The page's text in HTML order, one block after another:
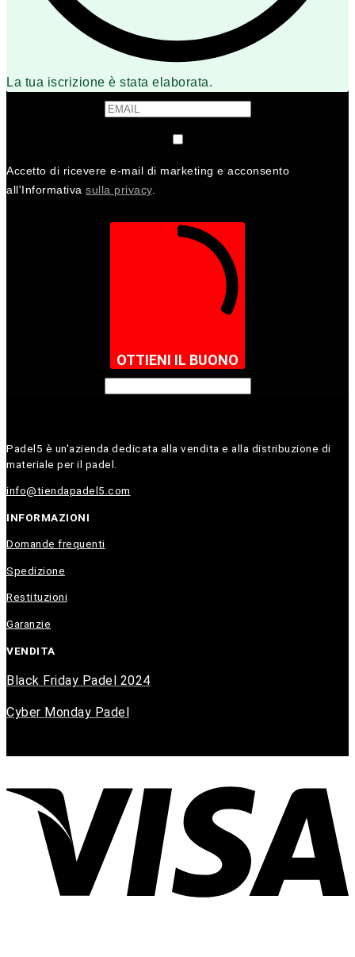
La tua iscrizione è stata elaborata.
Accetto di ricevere e-mail di marketing e acconsento
all'Informativa sulla privacy.
OTTIENI IL BUONO
Padel5 è un'azienda dedicata alla vendita e alla distribuzione di
materiale per il padel.
info@tiendapadel5.com
INFORMAZIONI
Domande frequenti
Spedizione
Restituzioni
Garanzie
VENDITA
Black Friday Padel 2024
Cyber Monday Padel